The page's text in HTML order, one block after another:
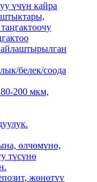
үчүн кайра
белек/соода
200 мкм,
өлчөмүнө,
түсүнө
жөнөтүү